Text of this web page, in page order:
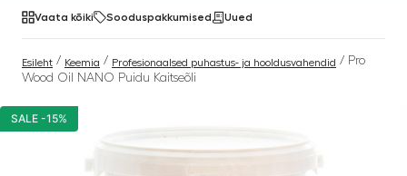
Vaata kõiki Sooduspakkumised Uued
Esileht / Keemia / Profesionaalsed puhastus- ja hooldusvahendid / Pro
Wood Oil NANO Puidu Kaitseõli
SALE -15%